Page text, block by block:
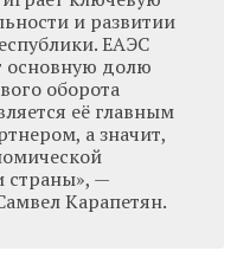
и развитии
ЕАЭС
основную долю
оборота
её главным
а значит,
страны», —
Карапетян.